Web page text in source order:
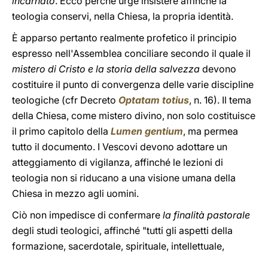
teologia conservi, nella Chiesa, la propria identità.
È apparso pertanto realmente profetico il principio
espresso nell'Assemblea conciliare secondo il quale il
mistero di Cristo e la storia della salvezza devono
costituire il punto di convergenza delle varie discipline
teologiche (cfr Decreto Optatam totius, n. 16). Il tema
della Chiesa, come mistero divino, non solo costituisce
il primo capitolo della Lumen gentium, ma permea
tutto il documento. I Vescovi devono adottare un
atteggiamento di vigilanza, affinché le lezioni di
teologia non si riducano a una visione umana della
Chiesa in mezzo agli uomini.
Ciò non impedisce di confermare la finalità pastorale
degli studi teologici, affinché "tutti gli aspetti della
formazione, sacerdotale, spirituale, intellettuale,